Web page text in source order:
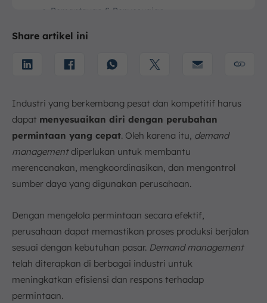
e. Pemantauan & Penyesuaian
a. Menyusun Jadwal Produksi Berdasarkan
Prediksi
c. Menyesuaikan Stok Sesuai Fluktuasi Permintaan
d. Optimalisasi Pelayanan Kerja dan Akhir Pekan
5. Tips Sukses Terapkan Demand Management
a. Mengumpulkan dan Menganalisis Data yang
Tepat
b. Kolaborasi Antardepartemen
d. Menggunakan Teknologi untuk Meningkatkan
Responsivitas
e. Memperhatikan Tren Pasar dan Perubahan
Eksternal
6. Parameter Suksesnya Demand Management
a. Akurasi Peramalan
Share artikel ini
Industri yang berkembang pesat dan kompetitif harus
dapat menyesuaikan diri dengan perubahan
permintaan yang cepat. Oleh karena itu, demand
managementdiperlukan untuk membantu
merencanakan, mengkoordinasikan, dan mengontrol
sumber daya yang digunakan perusahaan.
Dengan mengelola permintaan secara efektif,
perusahaan dapat memastikan proses produksi berjalan
sesuai dengan kebutuhan pasar. Demand management
telah diterapkan di berbagai industri untuk
meningkatkan efisiensi dan respons terhadap
permintaan.